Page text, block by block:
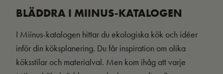
BLÄDDRA I MIINUS-KATALOGEN
I Miinus-katalogen hittar du ekologiska kök och idéer
inför din köksplanering. Du får inspiration om olika
köksstilar och materialval. Men kom ihåg att varje